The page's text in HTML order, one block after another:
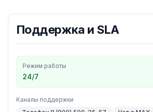
Поддержка и SLA
Режим работы
24/7
Каналы поддержки